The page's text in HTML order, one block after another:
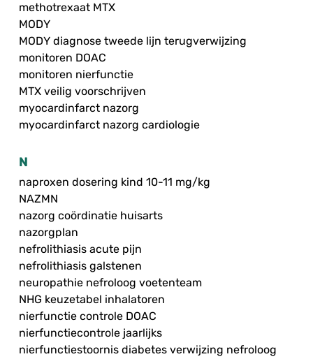
methotrexaat MTX
MODY
MODY diagnose tweede lijn terugverwijzing
monitoren DOAC
monitoren nierfunctie
MTX veilig voorschrijven
myocardinfarct nazorg
myocardinfarct nazorg cardiologie
N
naproxen dosering kind 10-11 mg/kg
NAZMN
nazorg coördinatie huisarts
nazorgplan
nefrolithiasis acute pijn
nefrolithiasis galstenen
neuropathie nefroloog voetenteam
NHG keuzetabel inhalatoren
nierfunctie controle DOAC
nierfunctiecontrole jaarlijks
nierfunctiestoornis diabetes verwijzing nefroloog